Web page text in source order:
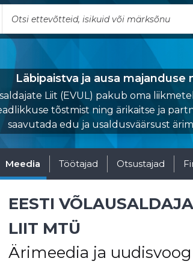
Läbipaistva ja ausa majanduse
Liit (EVUL) pakub oma
tõstmist ning ärikaitse ja
saavutada edu ja usaldusväärsust
Meedia Töötajad Otsustajad
EESTI
LIIT MTÜ
Ärimeedia ja uudisvoog